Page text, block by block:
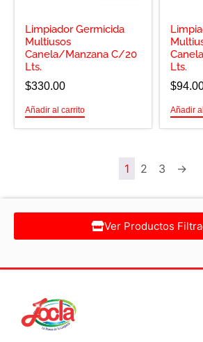
Ver Productos
Limpiador Germicida
Multiusos
Canela/Manzana C/20
Lts.
$330.00
Añadir al carrito
Lts.
$
Añadir
1 2 3 →